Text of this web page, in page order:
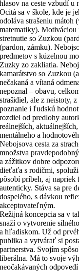
hlasov na ceste vzbudí u
Ocitá sa v škole, kde je
odoláva strašeniu mátoh
matematiky). Motiváciou
stretnutie so Zuzkou
(pardon, zámku).
predmetov s kúzelnou
Zuzky zo zakliatia.
kamarátstvo so Zuzkou
nečakaná a vítaná
nepoznal – obavu,
strašidiel, ale z neistoty,
poznanie i ľudskú
rozdiel od predlohy
reálnejších,
mentálneho a
Nebojsova cesta za
množstva
a zážitkov dobre
dieťaťa s rodičmi,
pôsobí príbeh, aj napriek
autenticky. Stáva sa pre
dospelého, s dávkou
akceptovateľným.
Režijná koncepcia sa v
snaží o vytvorenie
a hľadiskom. Už od
publika a vytvárať si
partnerstva. Svojím
liberálna. Má to svoje
neočakávaných